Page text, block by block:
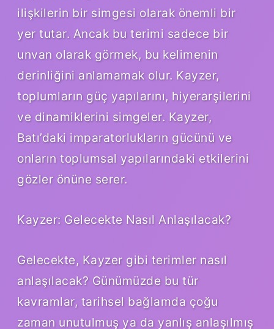
ilişkilerin bir simgesi olarak önemli bir
yer tutar. Ancak bu terimi sadece bir
unvan olarak görmek, bu kelimenin
derinliğini anlamamak olur. Kayzer,
toplumların güç yapılarını, hiyerarşilerini
ve dinamiklerini simgeler. Kayzer,
Batı’daki imparatorlukların gücünü ve
onların toplumsal yapılarındaki etkilerini
gözler önüne serer.
Kayzer: Gelecekte Nasıl Anlaşılacak?
Gelecekte, Kayzer gibi terimler nasıl
anlaşılacak? Günümüzde bu tür
kavramlar, tarihsel bağlamda çoğu
zaman unutulmuş ya da yanlış anlaşılmış